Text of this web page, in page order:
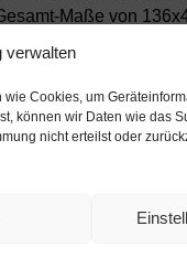
verwalten
Cookies, um
können wir Daten wie das
nicht erteilst oder
Maße von
vielzählige
in
Kontrast zu hellen